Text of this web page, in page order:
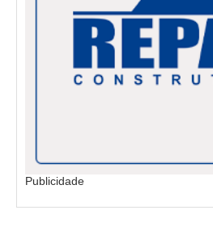
Publicidade